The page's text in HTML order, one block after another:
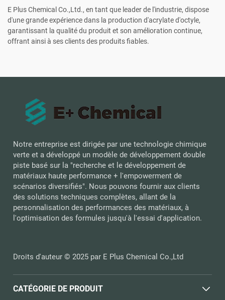
E Plus Chemical Co.,Ltd., en tant que leader de l'industrie, dispose
d'une grande expérience dans la production d'acrylate d'octyle,
garantissant la qualité du produit et son amélioration continue,
offrant ainsi à ses clients des produits fiables.
Notre entreprise est dirigée par une technologie chimique
verte et a développé un modèle de développement double
piste basé sur la "recherche et le développement de
matériaux haute performance + l'empowerment de
scénarios diversifiés". Nous pouvons fournir aux clients
des solutions techniques complètes, allant de la
personnalisation des performances des matériaux, à
l'optimisation des formules jusqu'à l'essai d'application.
Droits d'auteur © 2025 par E Plus Chemical Co.,Ltd
CATÉGORIE DE PRODUIT